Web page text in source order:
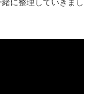
に整理していきまし